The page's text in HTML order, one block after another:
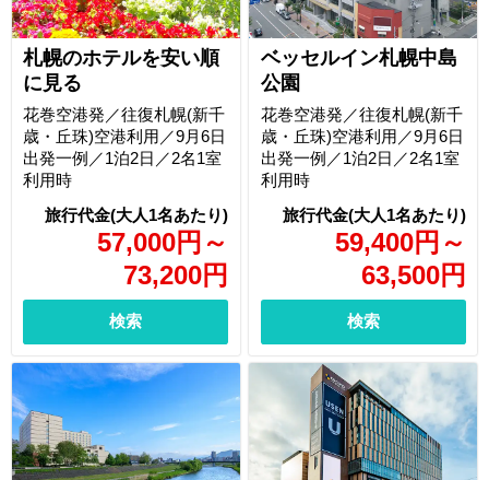
札幌のホテルを安い順
に見る
57,000円 ～
73,200円
花巻空港発／往復札幌(新千
歳・丘珠)空港利用／9月6日
出発一例／1泊2日／2名1室
利用時
検索
ベッセルイン札幌中島
公園
59,400円 ～
63,500円
花巻空港発／往復札幌(新千
歳・丘珠)空港利用／9月6日
出発一例／1泊2日／2名1室
利用時
検索